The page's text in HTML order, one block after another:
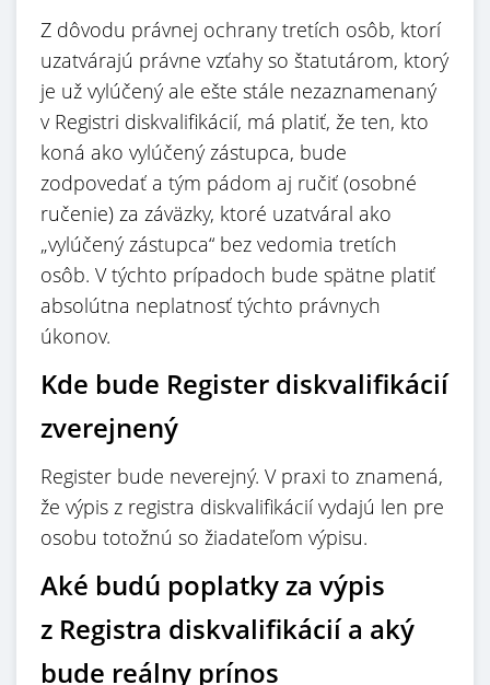
Z dôvodu právnej ochrany tretích osôb, ktorí
uzatvárajú právne vzťahy so štatutárom, ktorý
je už vylúčený ale ešte stále nezaznamenaný
v Registri diskvalifikácií, má platiť, že ten, kto
koná ako vylúčený zástupca, bude
zodpovedať a tým pádom aj ručiť (osobné
ručenie) za záväzky, ktoré uzatváral ako
„vylúčený zástupca“ bez vedomia tretích
osôb. V týchto prípadoch bude spätne platiť
absolútna neplatnosť týchto právnych
úkonov.
Kde bude Register diskvalifikácií
zverejnený
Register bude neverejný. V praxi to znamená,
že výpis z registra diskvalifikácií vydajú len pre
osobu totožnú so žiadateľom výpisu.
Aké budú poplatky za výpis
z Registra diskvalifikácií a aký
bude reálny prínos